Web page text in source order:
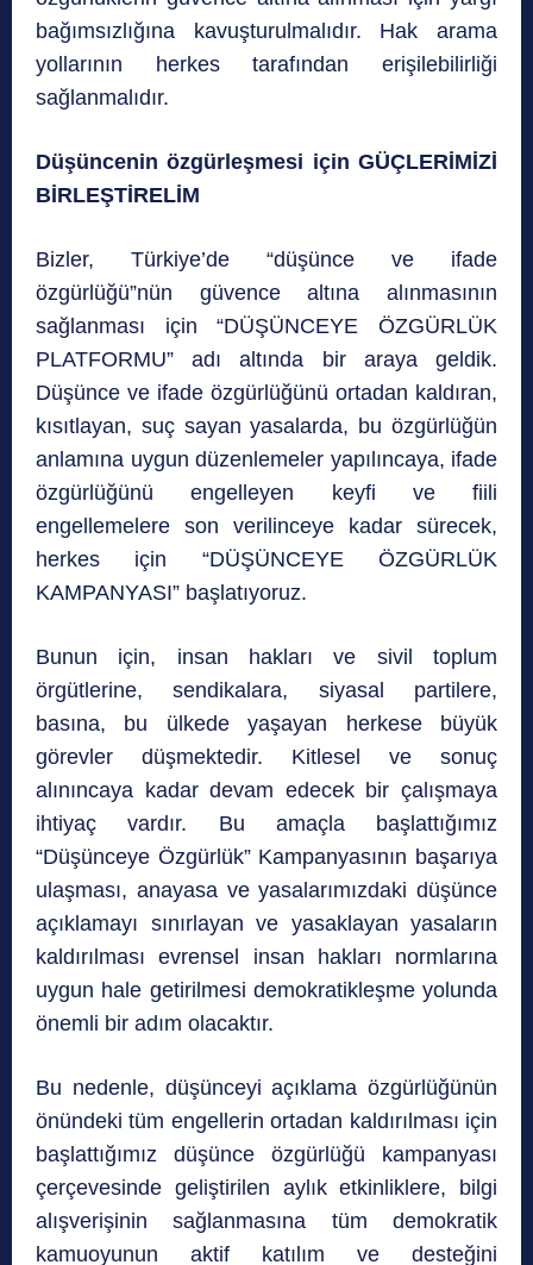
bağımsızlığına kavuşturulmalıdır. Hak arama
yollarının herkes tarafından erişilebilirliği
sağlanmalıdır.
Düşüncenin özgürleşmesi için GÜÇLERİMİZİ
BİRLEŞTİRELİM
Bizler, Türkiye’de “düşünce ve ifade
özgürlüğü”nün güvence altına alınmasının
sağlanması için “DÜŞÜNCEYE ÖZGÜRLÜK
PLATFORMU” adı altında bir araya geldik.
Düşünce ve ifade özgürlüğünü ortadan kaldıran,
kısıtlayan, suç sayan yasalarda, bu özgürlüğün
anlamına uygun düzenlemeler yapılıncaya, ifade
özgürlüğünü engelleyen keyfi ve fiili
engellemelere son verilinceye kadar sürecek,
herkes için “DÜŞÜNCEYE ÖZGÜRLÜK
KAMPANYASI” başlatıyoruz.
Bunun için, insan hakları ve sivil toplum
örgütlerine, sendikalara, siyasal partilere,
basına, bu ülkede yaşayan herkese büyük
görevler düşmektedir. Kitlesel ve sonuç
alınıncaya kadar devam edecek bir çalışmaya
ihtiyaç vardır. Bu amaçla başlattığımız
“Düşünceye Özgürlük” Kampanyasının başarıya
ulaşması, anayasa ve yasalarımızdaki düşünce
açıklamayı sınırlayan ve yasaklayan yasaların
kaldırılması evrensel insan hakları normlarına
uygun hale getirilmesi demokratikleşme yolunda
önemli bir adım olacaktır.
Bu nedenle, düşünceyi açıklama özgürlüğünün
önündeki tüm engellerin ortadan kaldırılması için
başlattığımız düşünce özgürlüğü kampanyası
çerçevesinde geliştirilen aylık etkinliklere, bilgi
alışverişinin sağlanmasına tüm demokratik
kamuoyunun aktif katılım ve desteğini